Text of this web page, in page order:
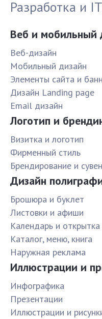
Разработка и IT
Веб и мобильный
Веб-дизайн
Мобильный дизайн
Элементы сайта и
Дизайн Landing page
Email дизайн
Логотип и
Визитка и логотип
Фирменный стиль
Брендирование и
Дизайн
Брошюра и буклет
Листовки и афиши
Календарь и открытка
Каталог, меню, книга
Наружная реклама
Иллюстрации и
Инфографика
Презентации
Иллюстрации и